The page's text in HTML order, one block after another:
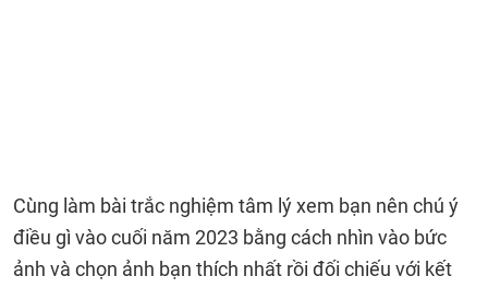
Cùng làm bài trắc nghiệm tâm lý xem bạn nên chú ý
điều gì vào cuối năm 2023 bằng cách nhìn vào bức
ảnh và chọn ảnh bạn thích nhất rồi đối chiếu với kết